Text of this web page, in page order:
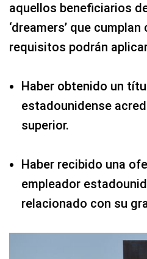
aquellos beneficiarios
‘dreamers’ que
requisitos podrán
Haber obtenido un
estadounidense
superior.
Haber recibido una
empleador
relacionado con su